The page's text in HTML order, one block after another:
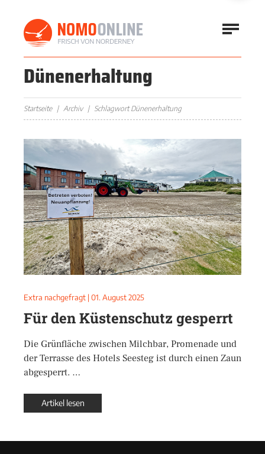
Dünenerhaltung
Startseite Archiv Schlagwort Dünenerhaltung
Extra nachgefragt | 01. August 2025
Für den Küstenschutz gesperrt
Die Grünfläche zwischen Milchbar, Promenade und
der Terrasse des Hotels Seesteg ist durch einen Zaun
abgesperrt. …
Artikel lesen